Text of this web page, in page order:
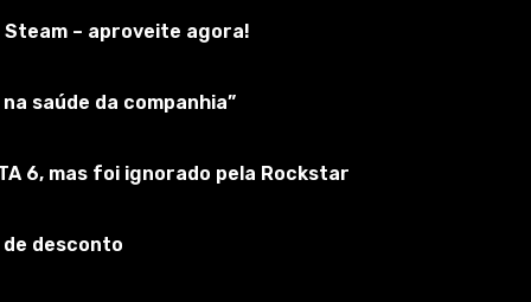
– aproveite agora!
saúde da companhia”
6, mas foi ignorado pela Rockstar
desconto